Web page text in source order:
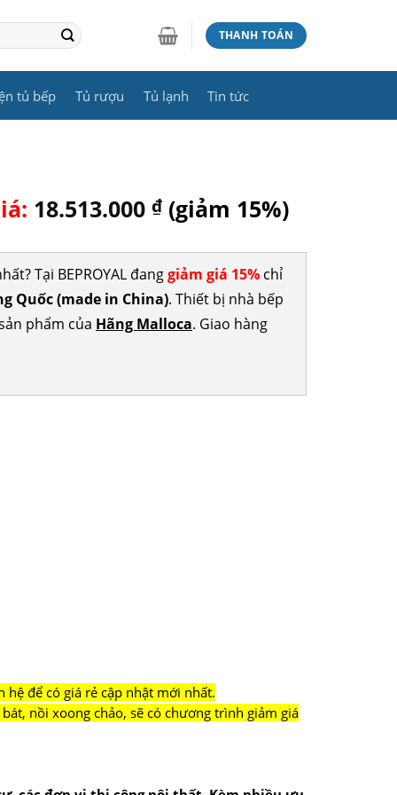
THANH TOÁN
tủ bếp Tủ rượu Tủ lạnh Tin tức
18.513.000 ₫(giảm 15%)
Tại BEPROYAL đanggiảm giá 15%chỉ
Quốc (made in China). Thiết bị nhà bếp
phẩm của Hãng Malloca. Giao hàng
để có giá rẻ cập nhật mới nhất.
nồi xoong chảo, sẽ có chương trình giảm giá